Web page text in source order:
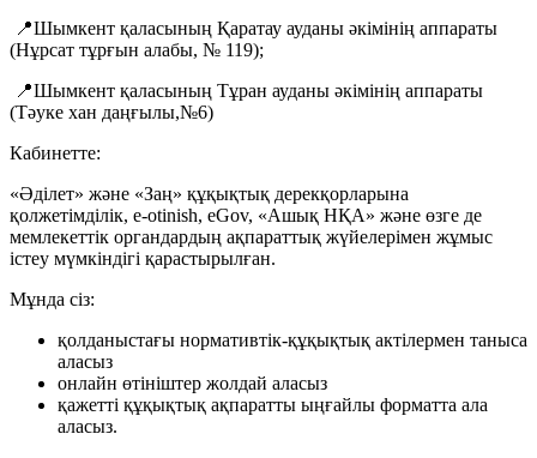
📍Шымкент қаласының Қаратау ауданы әкімінің аппараты
(Нұрсат тұрғын алабы, № 119);
📍Шымкент қаласының Тұран ауданы әкімінің аппараты
(Тәуке хан даңғылы,№6)
Кабинетте:
«Әділет» және «Заң» құқықтық дерекқорларына
қолжетімділік, e-otinish, eGov, «Ашық НҚА» және өзге де
мемлекеттік органдардың ақпараттық жүйелерімен жұмыс
істеу мүмкіндігі қарастырылған.
Мұнда сіз:
қолданыстағы нормативтік-құқықтық актілермен таныса
аласыз
онлайн өтініштер жолдай аласыз
қажетті құқықтық ақпаратты ыңғайлы форматта ала
аласыз.